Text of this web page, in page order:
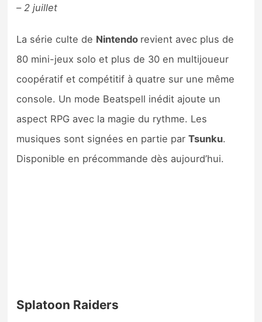
– 2 juillet
La série culte de Nintendo revient avec plus de
80 mini-jeux solo et plus de 30 en multijoueur
coopératif et compétitif à quatre sur une même
console. Un mode Beatspell inédit ajoute un
aspect RPG avec la magie du rythme. Les
musiques sont signées en partie parTsunku.
Disponible en précommande dès aujourd’hui.
Splatoon Raiders